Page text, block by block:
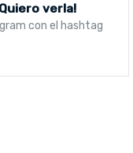
verla!
con el hashtag